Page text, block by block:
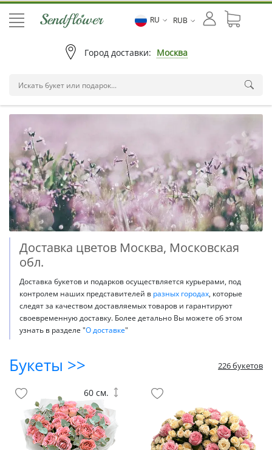
RU RUB
Город доставки: Москва
Доставка цветов Москва, Московская
обл.
Доставка букетов и подарков осуществляется курьерами, под
контролем наших представителей в разных городах, которые
следят за качеством доставляемых товаров и гарантируют
своевременную доставку. Более детально Вы можете об этом
узнать в разделе "О доставке"
Букеты >> 226 букетов
60 см.